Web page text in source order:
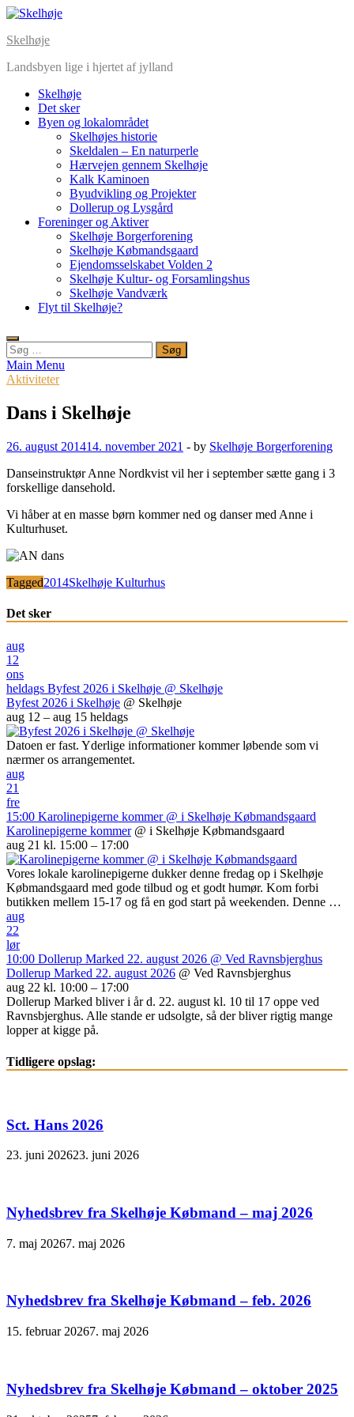
Skip
content
Skelhøje
Landsbyen lige i hjertet af jylland
Skelhøje
Det sker
Byen og lokalområdet
Skelhøjes historie
Skeldalen – En naturperle
Hærvejen gennem Skelhøje
Kalk Kaminoen
Byudvikling og Projekter
Dollerup og Lysgård
Foreninger og Aktiver
Skelhøje Borgerforening
Skelhøje Købmandsgaard
Ejendomsselskabet Volden 2
Skelhøje Kultur- og Forsamlingshus
Skelhøje Vandværk
Flyt til Skelhøje?
Søg
efter:
Main Menu
Aktiviteter
Dans i Skelhøje
26. august 201414. november 2021 - by Skelhøje Borgerforening
Danseinstruktør Anne Nordkvist vil her i september sætte gang i 3
forskellige dansehold.
Vi håber at en masse børn kommer ned og danser med Anne i
Kulturhuset.
Tagged2014Skelhøje Kulturhus
Det sker
aug
12
ons
heldags Byfest 2026 i Skelhøje @ Skelhøje
Byfest 2026 i Skelhøje @ Skelhøje
aug 12 – aug 15 heldags
Datoen er fast. Yderlige informationer kommer løbende som vi
nærmer os arrangementet.
aug
21
fre
15:00 Karolinepigerne kommer @ i Skelhøje Købmandsgaard
Karolinepigerne kommer @ i Skelhøje Købmandsgaard
aug 21 kl. 15:00 – 17:00
Vores lokale karolinepigerne dukker denne fredag op i Skelhøje
Købmandsgaard med gode tilbud og et godt humør. Kom forbi
butikken mellem 15-17 og få en god start på weekenden. Denne …
aug
22
lør
10:00 Dollerup Marked 22. august 2026 @ Ved Ravnsbjerghus
Dollerup Marked 22. august 2026 @ Ved Ravnsbjerghus
aug 22 kl. 10:00 – 17:00
Dollerup Marked bliver i år d. 22. august kl. 10 til 17 oppe ved
Ravnsbjerghus. Alle stande er udsolgte, så der bliver rigtig mange
lopper at kigge på.
Tidligere opslag:
Sct. Hans 2026
23. juni 202623. juni 2026
Nyhedsbrev fra Skelhøje Købmand – maj 2026
7. maj 20267. maj 2026
Nyhedsbrev fra Skelhøje Købmand – feb. 2026
15. februar 20267. maj 2026
Nyhedsbrev fra Skelhøje Købmand – oktober 2025